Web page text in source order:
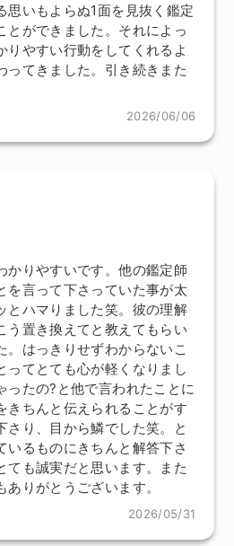
思いもよらぬ1面を見抜く鑑定
とができました。それによっ
りやすい行動をしてくれるよ
ってきました。引き続きまた
2026/06/06
かりやすいです。他の鑑定師
を言って下さっていた事が太
とハマりました笑。彼の理解
う置き換えてと教えてもらい
。はっきりせずわからないこ
ってとても心が軽くなりまし
ったの?と他で言われたことに
きちんと伝えられることがす
さり、目から鱗でした笑。と
いるものにきちんと解答下さ
ても誠実だと思います。また
りがとうございます。
2026/05/31